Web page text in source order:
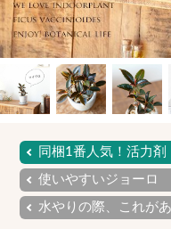
同梱1番人気！活力剤
使いやすいジョーロ
水やりの際、これが